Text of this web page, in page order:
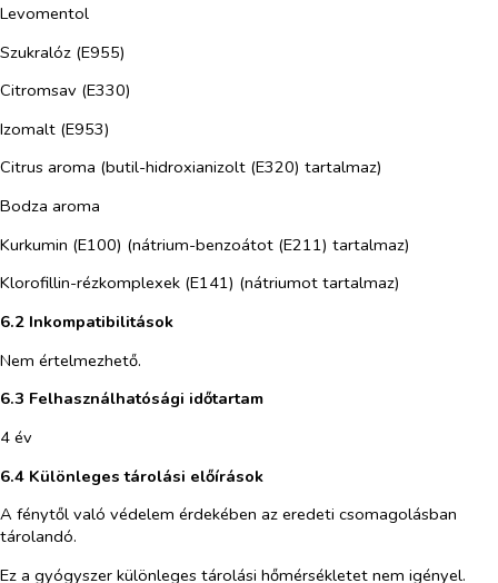
Levomentol
Szukralóz (E955)
Citromsav (E330)
Izomalt (E953)
Citrus aroma (butil-hidroxianizolt (E320) tartalmaz)
Bodza aroma
Kurkumin (E100) (nátrium-benzoátot (E211) tartalmaz)
Klorofillin-rézkomplexek (E141) (nátriumot tartalmaz)
6.2 Inkompatibilitások
Nem értelmezhető.
6.3 Felhasználhatósági időtartam
4 év
6.4 Különleges tárolási előírások
A fénytől való védelem érdekében az eredeti csomagolásban
tárolandó.
Ez a gyógyszer különleges tárolási hőmérsékletet nem igényel.